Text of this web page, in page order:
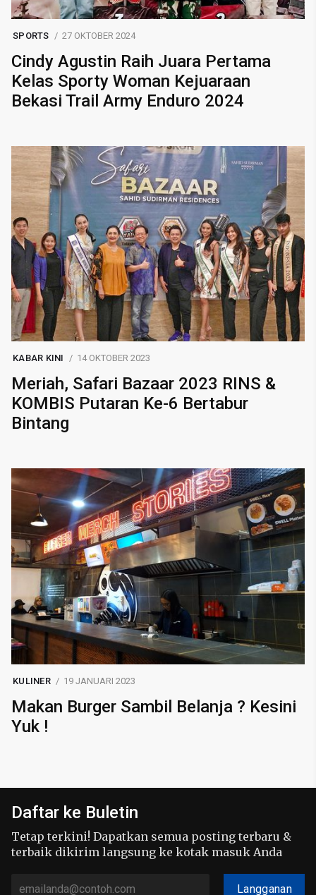
SPORTS 27 OKTOBER 2024
Cindy Agustin Raih Juara Pertama
Kelas Sporty Woman Kejuaraan
Bekasi Trail Army Enduro 2024
KABAR KINI 14 OKTOBER 2023
Meriah, Safari Bazaar 2023 RINS &
KOMBIS Putaran Ke-6 Bertabur
Bintang
KULINER 19 JANUARI 2023
Makan Burger Sambil Belanja ? Kesini
Yuk !
Daftar ke Buletin
Tetap terkini! Dapatkan semua posting terbaru &
terbaik dikirim langsung ke kotak masuk Anda
Langganan